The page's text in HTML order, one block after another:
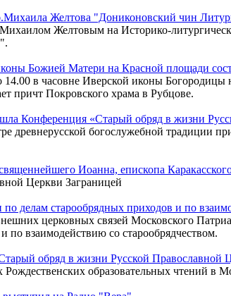
Желтова "Дониконовский чин
Желтовым на Историко-
Божией Матери на Красной площади
14.00 в часовне Иверской иконы
причт Покровского храма в Рубцове.
Конференция «Старый обряд в жизни
древнерусской богослужебной традиции
Иоанна, епископа
Церкви Заграницей
по делам старообрядных приходов и по
церковных связей Московского
по взаимодействию со старообрядчеством.
обряд в жизни Русской Православной
образовательных чтений в